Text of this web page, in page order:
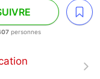
personnes